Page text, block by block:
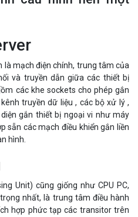
là mạch điện chính, trung tâm của
và truyền dẫn giữa các thiết bị
các khe sockets cho phép gắn
truyền dữ liệu , các bộ xử lý ,
gắn thiết bị ngoại vi như máy
sẵn các mạch điều khiển gắn liền
hình.
Unit) cũng giống như CPU PC,
nhất, là trung tâm điều hành
hợp phức tạp các transitor trên